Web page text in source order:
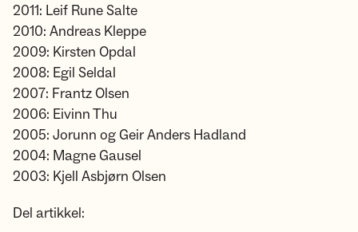
2011: Leif Rune Salte
2010: Andreas Kleppe
2009: Kirsten Opdal
2008: Egil Seldal
2007: Frantz Olsen
2006: Eivinn Thu
2005: Jorunn og Geir Anders Hadland
2004: Magne Gausel
2003: Kjell Asbjørn Olsen
Del artikkel: